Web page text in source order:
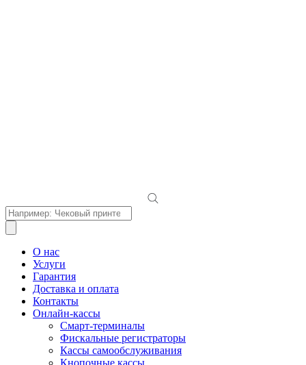
Поиск
товаров
О нас
Услуги
Гарантия
Доставка и оплата
Контакты
Онлайн-кассы
Смарт-терминалы
Фискальные регистраторы
Кассы самообслуживания
Кнопочные кассы